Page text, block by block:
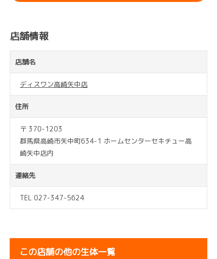
店舗情報
店舗名
ディスワン高崎矢中店
住所
〒 370-1203
群馬県高崎市矢中町634-1 ホームセンターセキチュー高
崎矢中店内
連絡先
TEL 027-347-5624
この店舗の他の生体一覧